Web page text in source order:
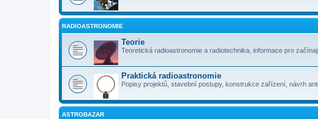
RADIOASTRONOMIE
Teorie
Teoretická radioastronomie a radiotechnika, informace pro
Praktická radioastronomie
Popisy projektů, stavební postupy, konstrukce zařízení, návrh
ASTROBAZAR